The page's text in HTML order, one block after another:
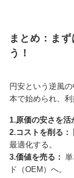
まとめ：ま
う！
円安という逆風
本で始められ、利
1.原価の安さを活
2.コストを削る：
最適化する。
3.価値を売る：
ド（OEM）へ。